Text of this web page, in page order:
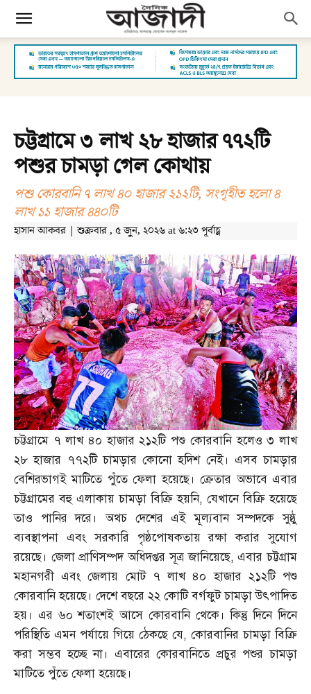
চট্টগ্রামে ৩ লাখ ২৮ হাজার ৭৭২টি
পশুর চামড়া গেল কোথায়
পশু কোরবানি ৭ লাখ ৪০ হাজার ২১২টি, সংগৃহীত হলো ৪
লাখ ১১ হাজার ৪৪০টি
হাসান আকবর | শুক্রবার , ৫ জুন, ২০২৬ at ৬:২৩ পূর্বাহ্ণ
চট্টগ্রামে ৭ লাখ ৪০ হাজার ২১২টি পশু কোরবানি হলেও ৩ লাখ
২৮ হাজার ৭৭২টি চামড়ার কোনো হদিশ নেই। এসব চামড়ার
বেশিরভাগই মাটিতে পুঁতে ফেলা হয়েছে। ক্রেতার অভাবে এবার
চট্টগ্রামের বহু এলাকায় চামড়া বিক্রি হয়নি, যেখানে বিক্রি হয়েছে
তাও পানির দরে। অথচ দেশের এই মূল্যবান সম্পদকে সুষ্ঠু
ব্যবস্থাপনা এবং সরকারি পৃষ্ঠপোষকতায় রক্ষা করার সুযোগ
রয়েছে। জেলা প্রাণিসম্পদ অধিদপ্তর সূত্র জানিয়েছে,এবার চট্টগ্রাম
মহানগরী এবং জেলায় মোট ৭ লাখ ৪০ হাজার ২১২টি পশু
কোরবানি হয়েছে। দেশে বছরে ২২ কোটি বর্গফুট চামড়া উৎপাদিত
হয়। এর ৬০ শতাংশই আসে কোরবানি থেকে। কিন্তু দিনে দিনে
পরিস্থিতি এমন পর্যায়ে গিয়ে ঠেকছে যে, কোরবানির চামড়া বিক্রি
করা সম্ভব হচ্ছে না। এবারের কোরবানিতে প্রচুর পশুর চামড়া
মাটিতে পুঁতে ফেলা হয়েছে।